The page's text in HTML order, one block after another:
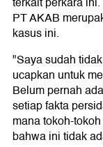
PT AKAB
kasus ini.
"Saya sudah
ucapkan untuk
Belum pernah
setiap fakta
mana tokoh-
bahwa ini tidak